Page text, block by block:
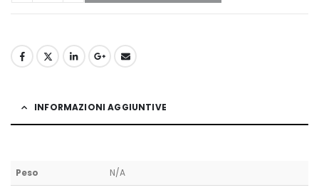
INFORMAZIONI AGGIUNTIVE
Peso N/A